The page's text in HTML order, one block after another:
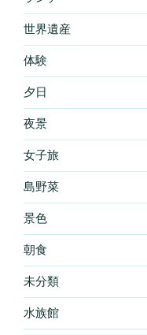
世界遺産
体験
夕日
夜景
女子旅
島野菜
景色
朝食
未分類
水族館